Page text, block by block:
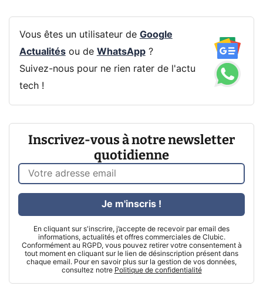
Vous êtes un utilisateur de Google
Actualitésou de WhatsApp?
Suivez-nous pour ne rien rater de l'actu
tech !
Inscrivez-vous à notre newsletter
quotidienne
En cliquant sur s'inscrire, j’accepte de recevoir par email des
informations, actualités et offres commerciales de Clubic.
Conformément au RGPD, vous pouvez retirer votre consentement à
tout moment en cliquant sur le lien de désinscription présent dans
chaque email. Pour en savoir plus sur la gestion de vos données,
consultez notre Politique de confidentialité
Je m'inscris !